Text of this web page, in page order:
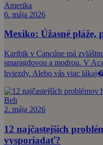
Amerika
6. mája 2026
Mexiko: Úžasné
Karibik v Cancúne má
smaragdovou a modrou. V
hviezdy. Alebo vás viac
Beh
2. mája 2026
12 najčastejších
vysporiadať?